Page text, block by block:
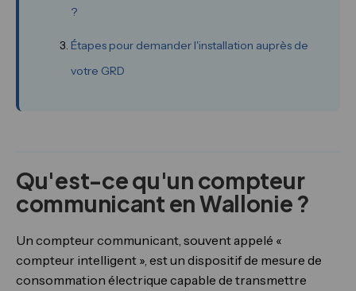
?
Étapes pour demander l'installation auprès de
votre GRD
Qu'est-ce qu'un compteur
communicant en Wallonie ?
Un compteur communicant, souvent appelé «
compteur intelligent », est un dispositif de mesure de
consommation électrique capable de transmettre